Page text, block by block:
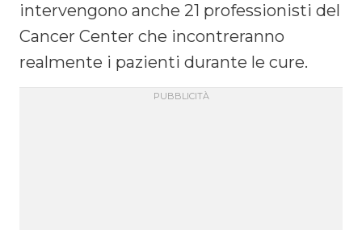
intervengono anche 21 professionisti del
Cancer Center che incontreranno
realmente i pazienti durante le cure.